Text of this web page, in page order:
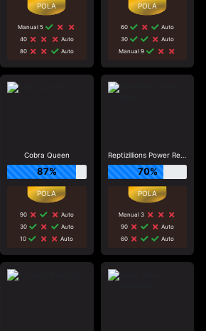
Manual 5
40
Auto
80
Auto
60
Auto
30
Auto
Manual 9
Cobra Queen
87%
90
Auto
30
Auto
10
Auto
Reptizillions Power Reels
70%
Manual 3
90
Auto
60
Auto